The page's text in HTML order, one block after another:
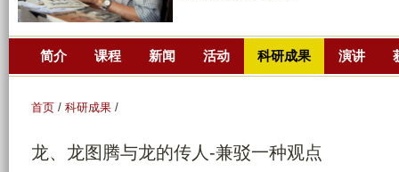
主
简介 课程 新闻 活动 科研成果 演讲
首页 / 科研成果 /
龙、龙图腾与龙的传人-兼驳一种观点